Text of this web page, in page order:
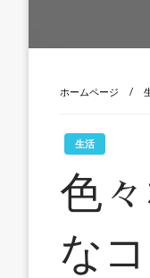
ホームページ
生活
色
な